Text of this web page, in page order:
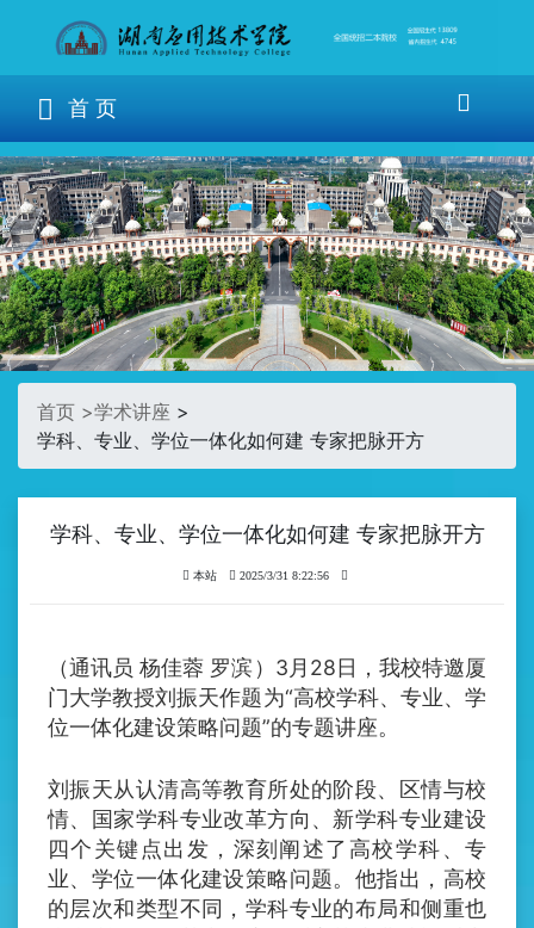
首 页
首页 >学术讲座 >
学科、专业、学位一体化如何建 专家把脉开方
学科、专业、学位一体化如何建 专家把脉开方
本站 2025/3/31 8:22:56
（通讯员 杨佳蓉 罗滨）3月28日，我校特邀厦
门大学教授刘振天作题为“高校学科、专业、学
位一体化建设策略问题”的专题讲座。
刘振天从认清高等教育所处的阶段、区情与校
情、国家学科专业改革方向、新学科专业建设
四个关键点出发，深刻阐述了高校学科、专
业、学位一体化建设策略问题。他指出，高校
的层次和类型不同，学科专业的布局和侧重也